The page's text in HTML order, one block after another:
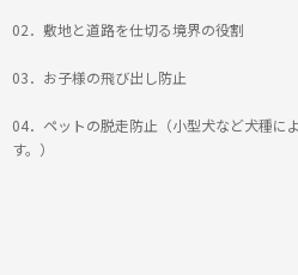
02．敷地と道路を仕切る境界の役割
03．お子様の飛び出し防止
04．ペットの脱走防止（小型犬など犬種に
す。）